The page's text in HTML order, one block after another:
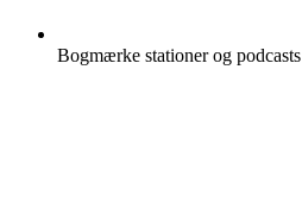
Bogmærke stationer og podcasts